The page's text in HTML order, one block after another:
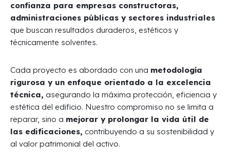
confianza para empresas constructoras,
administraciones públicas y sectores industriales
que buscan resultados duraderos, estéticos y
técnicamente solventes.
Cada proyecto es abordado con una metodología
rigurosa y un enfoque orientado a la excelencia
técnica, asegurando la máxima protección, eficiencia y
estética del edificio. Nuestro compromiso no se limita a
reparar, sino a mejorar y prolongar la vida útil de
las edificaciones, contribuyendo a su sostenibilidad y
al valor patrimonial del activo.